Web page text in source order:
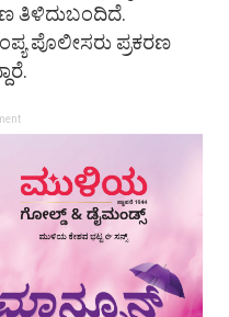
ತಿಳಿದುಬಂದಿದೆ.
ಪೊಲೀಸರು ಪ್ರಕರಣ